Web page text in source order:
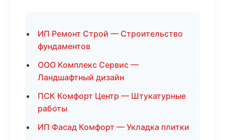
ИП Ремонт Строй — Строительство
фундаментов
ООО Комплекс Сервис —
Ландшафтный дизайн
ПСК Комфорт Центр — Штукатурные
работы
ИП Фасад Комфорт — Укладка плитки